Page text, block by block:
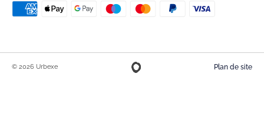
© 2026 Urbexe Plan de site